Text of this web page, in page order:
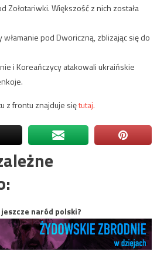
Zołotariwki. Większość z nich została
włamanie pod Dworiczną, zblizając się do
i Koreańczycy atakowali ukraińskie
z frontu znajduje siętutaj.
naród polski?